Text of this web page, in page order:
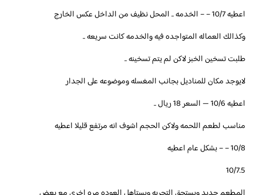
اعطيه 10/7 – – الخدمه .. المحل نظيف من الداخل عكس الخارج
وكذالك العماله المتواجده فيه والخدمه كانت سريعه ..
طلبت تسخين الخبز لاكن لم يتم تسخينه ..
لايوجد مكان للمناديل بجانب المغسله وموضوعه على الجدار
اعطيه 10/6 — السعر 18 ريال ..
مناسب لطعم اللحمه ولاكن الحجم اشوف انه مرتفع قليلا اعطيه
10/8 – – بشكل عام اعطيه
10/7.5